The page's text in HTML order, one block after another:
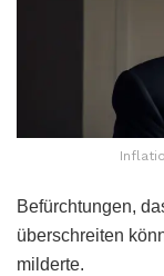
Befürchtungen,
überschreiten
milderte.